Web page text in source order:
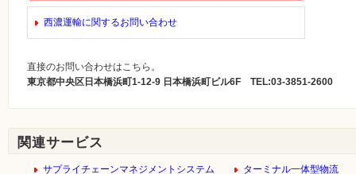
西濃運輸に関するお問い合わせ
直接のお問い合わせはこちら。
東京都中央区日本橋浜町1-12-9 日本橋浜町ビル6F TEL:03-3851-2600
関連サービス
サプライチェーンマネジメントシステム
ターミナル一体型物流